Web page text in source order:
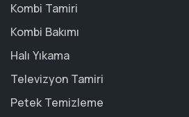
Kombi Tamiri
Kombi Bakımı
Halı Yıkama
Televizyon Tamiri
Petek Temizleme